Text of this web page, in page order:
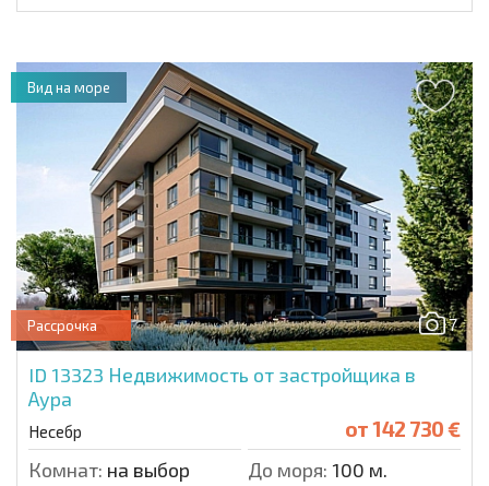
7
Рассрочка
ID 13323 Недвижимость от застройщика в
Аура
Несебр от142 730 €
Комнат: на выбор До моря: 100 м.
Вид на море